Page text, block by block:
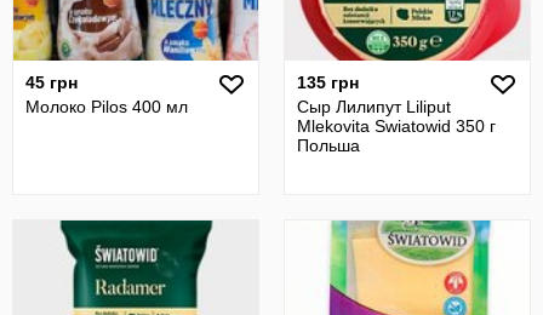
45 грн
Молоко Pilos 400 мл
135 грн
Сыр Лилипут Liliput
Mlekovita Swiatowid 350 г
Польша